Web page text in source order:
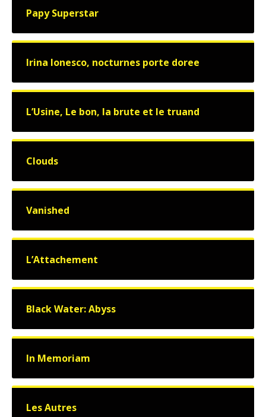
Papy Superstar
Irina Ionesco, nocturnes porte doree
L’Usine, Le bon, la brute et le truand
Clouds
Vanished
L’Attachement
Black Water: Abyss
In Memoriam
Les Autres